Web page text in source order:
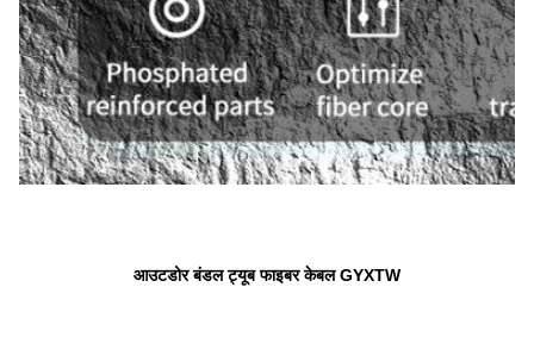
आउटडोर बंडल ट्यूब फाइबर केबल GYXTW